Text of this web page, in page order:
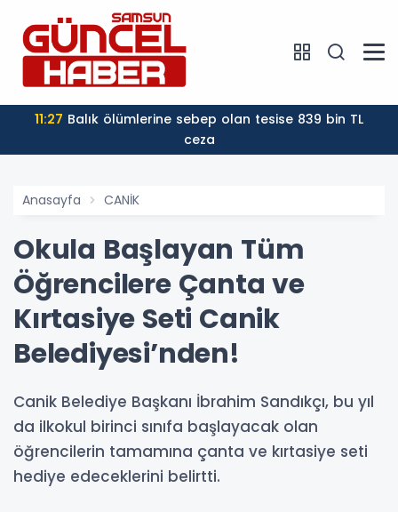
11:27
ceza
Anasayfa CANİK
Okula Başlayan Tüm
Öğrencilere Çanta ve
Kırtasiye Seti Canik
Belediyesi’nden!
Canik Belediye Başkanı İbrahim Sandıkçı, bu yıl
da ilkokul birinci sınıfa başlayacak olan
öğrencilerin tamamına çanta ve kırtasiye seti
hediye edeceklerini belirtti.